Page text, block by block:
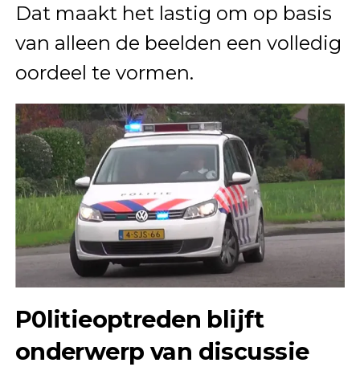
Dat maakt het lastig om op basis
van alleen de beelden een volledig
oordeel te vormen.
P0litieoptreden blijft
onderwerp van discussie